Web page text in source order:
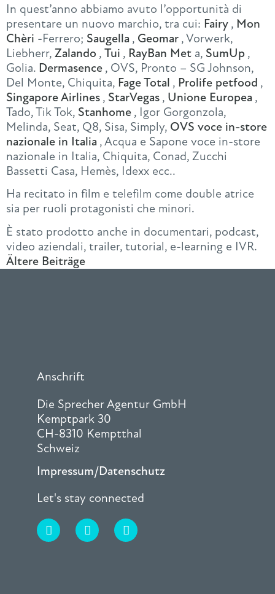
In quest’anno abbiamo avuto l’opportunità di
presentare un nuovo marchio, tra cui: Fairy , Mon
Chèri -Ferrero; Saugella , Geomar , Vorwerk,
Liebherr, Zalando , Tui , RayBan Met a, SumUp ,
Golia. Dermasence , OVS, Pronto – SG Johnson,
Del Monte, Chiquita, Fage Total , Prolife petfood ,
Singapore Airlines , StarVegas , Unione Europea ,
Tado, Tik Tok, Stanhome , Igor Gorgonzola,
Melinda, Seat, Q8, Sisa, Simply, OVS voce in-store
nazionale in Italia , Acqua e Sapone voce in-store
nazionale in Italia, Chiquita, Conad, Zucchi
Bassetti Casa, Hemès, Idexx ecc..
Ha recitato in film e telefilm come double atrice
sia per ruoli protagonisti che minori.
È stato prodotto anche in documentari, podcast,
video aziendali, trailer, tutorial, e-learning e IVR.
Ältere Beiträge
Anschrift
Die Sprecher Agentur GmbH
Kemptpark 30
CH-8310 Kemptthal
Schweiz
Impressum/Datenschutz
Let's stay connected